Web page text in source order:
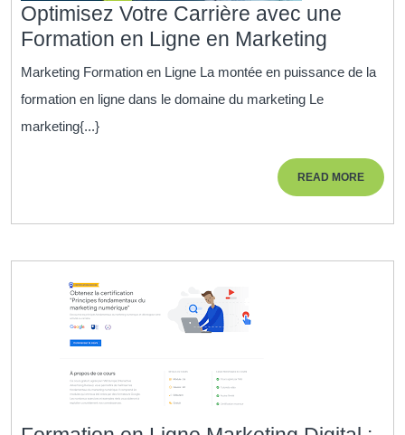
Optimisez Votre Carrière avec une
Formation en Ligne en Marketing
Votre
Marketing Formation en Ligne La montée en puissance de la
formation en ligne dans le domaine du marketing Le
marketing{...}
READ MOREREAD
MORE